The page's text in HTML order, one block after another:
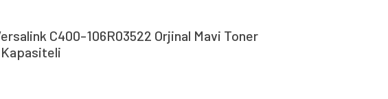
C400-106R03522 Orjinal Mavi Toner